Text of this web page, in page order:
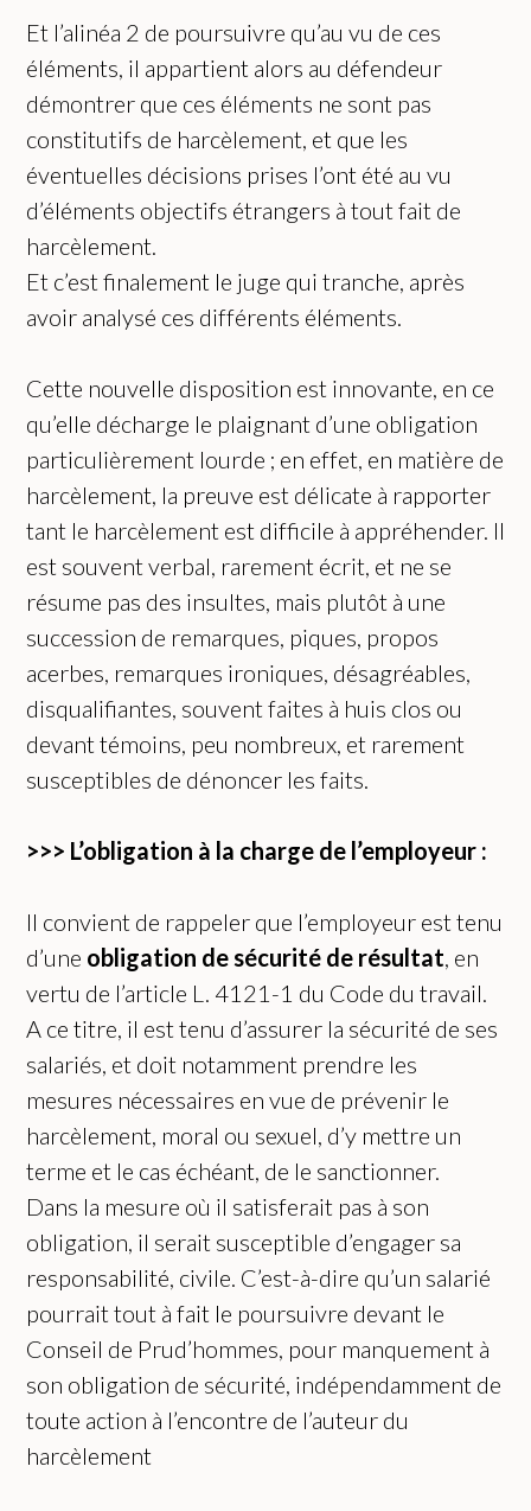
Et l’alinéa 2 de poursuivre qu’au vu de ces
éléments, il appartient alors au défendeur
démontrer que ces éléments ne sont pas
constitutifs de harcèlement, et que les
éventuelles décisions prises l’ont été au vu
d’éléments objectifs étrangers à tout fait de
harcèlement.
Et c’est finalement le juge qui tranche, après
avoir analysé ces différents éléments.
Cette nouvelle disposition est innovante, en ce
qu’elle décharge le plaignant d’une obligation
particulièrement lourde ; en effet, en matière de
harcèlement, la preuve est délicate à rapporter
tant le harcèlement est difficile à appréhender. Il
est souvent verbal, rarement écrit, et ne se
résume pas des insultes, mais plutôt à une
succession de remarques, piques, propos
acerbes, remarques ironiques, désagréables,
disqualifiantes, souvent faites à huis clos ou
devant témoins, peu nombreux, et rarement
susceptibles de dénoncer les faits.
>>> L’obligation à la charge de l’employeur :
Il convient de rappeler que l’employeur est tenu
d’une obligation de sécurité de résultat, en
vertu de l’article L. 4121-1 du Code du travail.
A ce titre, il est tenu d’assurer la sécurité de ses
salariés, et doit notamment prendre les
mesures nécessaires en vue de prévenir le
harcèlement, moral ou sexuel, d’y mettre un
terme et le cas échéant, de le sanctionner.
Dans la mesure où il satisferait pas à son
obligation, il serait susceptible d’engager sa
responsabilité, civile. C’est-à-dire qu’un salarié
pourrait tout à fait le poursuivre devant le
Conseil de Prud’hommes, pour manquement à
son obligation de sécurité, indépendamment de
toute action à l’encontre de l’auteur du
harcèlement